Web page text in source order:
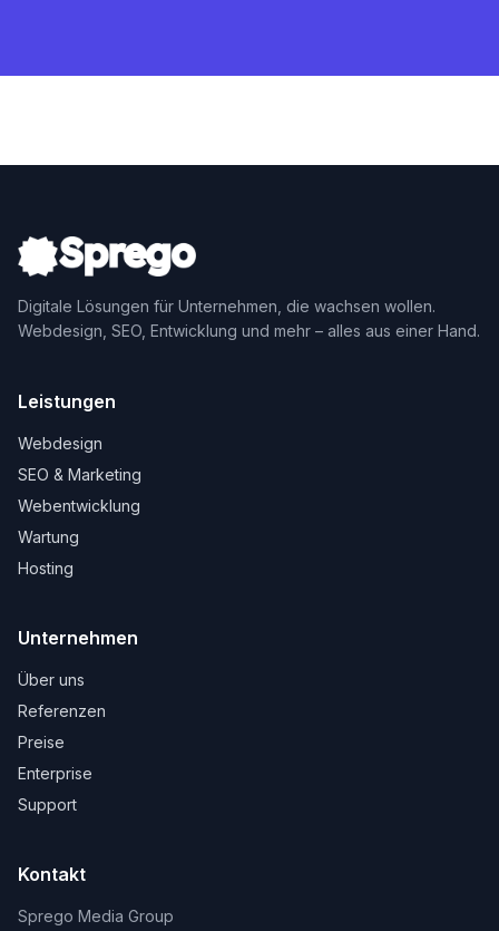
Digitale Lösungen für Unternehmen, die wachsen wollen.
Webdesign, SEO, Entwicklung und mehr – alles aus einer Hand.
Leistungen
Webdesign
SEO & Marketing
Webentwicklung
Wartung
Hosting
Unternehmen
Über uns
Referenzen
Preise
Enterprise
Support
Kontakt
Sprego Media Group